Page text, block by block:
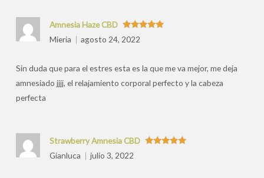
Valorado
con5
Amnesia Haze CBD
Mieria
agosto 24, 2022
Sin duda que para el estres esta es la que me va mejor, me deja
amnesiado jjjj, el relajamiento corporal perfecto y la cabeza
perfecta
Strawberry Amnesia CBD
Gianluca
julio 3, 2022